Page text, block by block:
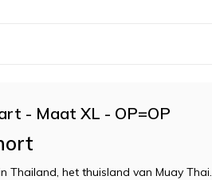
- Maat XL - OP=OP
Thailand, het thuisland van Muay Thai.